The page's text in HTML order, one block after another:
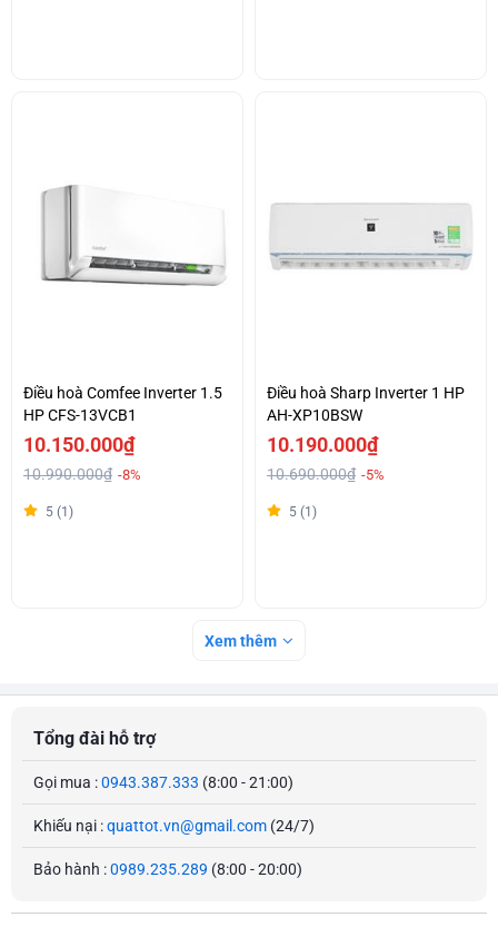
Điều hoà Comfee Inverter 1.5
HP CFS-13VCB1
10.150.000₫
10.990.000₫ -8%
5 (1)
Điều hoà Sharp Inverter 1 HP
AH-XP10BSW
10.190.000₫
10.690.000₫ -5%
5 (1)
Xem thêm
Tổng đài hỗ trợ
Gọi mua :0943.387.333 (8:00 - 21:00)
Khiếu nại :quattot.vn@gmail.com (24/7)
Bảo hành :0989.235.289 (8:00 - 20:00)